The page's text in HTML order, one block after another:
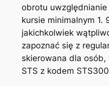
obrotu
kursie minimalnym 1.
jakichkolwiek
zapoznać się z
skierowana dla osób,
STS z kodem